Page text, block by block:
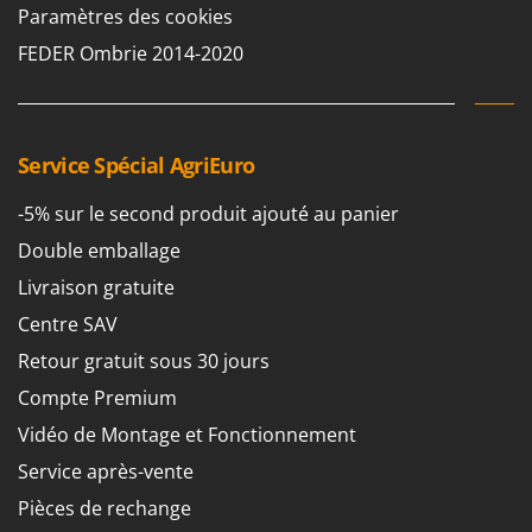
Perches Élagueuses
Pétrins à Spirale
Plumeuses
Pompes d'irrigation à tracteur
Pompes de transfert
Pompes immergées électriques
Postes à souder
Poussoirs à saucisse
Presses à pellets
Pressoirs à fruits
Pressoirs à Raisin
Francini
Garofalo
Ginko - MGM
Gipeco
Girmi
GRAEF
Gre
GreenBay
Greenworks
Paramètres des cookies
FEDER Ombrie 2014-2020
Service Spécial AgriEuro
-5% sur le second produit ajouté au panier
Double emballage
Livraison gratuite
Centre SAV
Retour gratuit sous 30 jours
Compte Premium
Vidéo de Montage et Fonctionnement
Service après-vente
Pièces de rechange